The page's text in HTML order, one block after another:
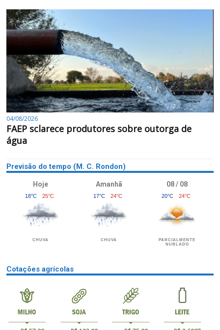
04/08/2026
FAEP sclarece produtores sobre outorga de
água
Previsão do tempo (M. C. Rondon)
Hoje
18°C 25°C
CHUVA
Amanhã
17°C 24°C
CHUVA
08 / 08
20°C 24°C
PARCIALMENTE
NUBLADO
Cotações agrícolas